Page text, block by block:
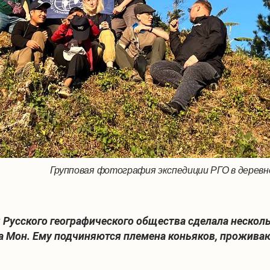
Групповая фотография экспедиции РГО в
географического общества сделала
Мон. Ему подчиняются племена коньяков,